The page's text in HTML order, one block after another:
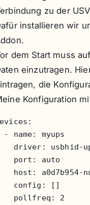
zu der
installieren wir
dem Start muss
einzutragen.
die
Konfiguration
- name: myups
driver: usbhid-
port: auto
host: a0d7b954-
config: []
pollfreq: 2